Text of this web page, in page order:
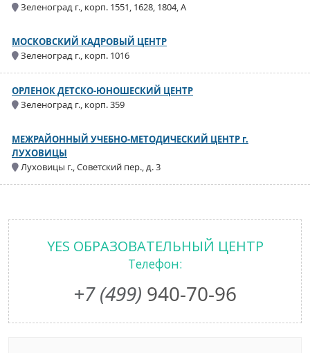
Зеленоград г., корп. 1551, 1628, 1804, А
МОСКОВСКИЙ КАДРОВЫЙ ЦЕНТР
Зеленоград г., корп. 1016
ОРЛЕНОК ДЕТСКО-ЮНОШЕСКИЙ ЦЕНТР
Зеленоград г., корп. 359
МЕЖРАЙОННЫЙ УЧЕБНО-МЕТОДИЧЕСКИЙ ЦЕНТР г.
ЛУХОВИЦЫ
Луховицы г., Советский пер., д. 3
YES ОБРАЗОВАТЕЛЬНЫЙ ЦЕНТР
Телефон:
+7 (499) 940-70-96